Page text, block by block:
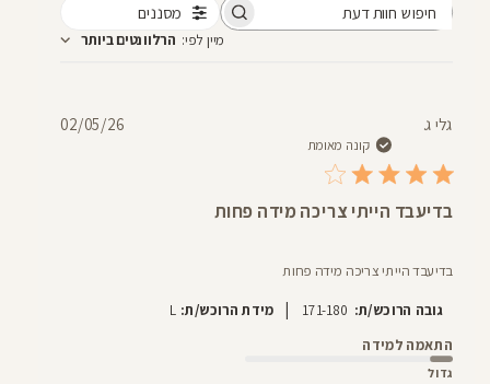
מסננים
מיין לפי: הרלוונטים ביותר
גלי ג.
קונה מאומת
בדיעבד הייתי צריכה מידה פחות
בדיעבד הייתי צריכה מידה פחות
גובה הרוכש/ת: 171-180
| מידת הרוכש/ת: L
התאמה למידה
גדול
תאריך02/05/26